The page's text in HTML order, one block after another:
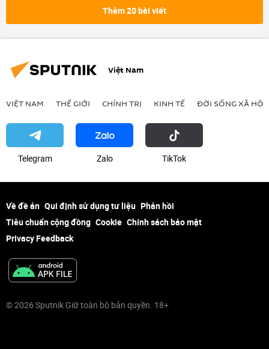
Tham ô tài sản
tham ô
Nguyễn Thị Kim Tiến
Bộ Y Tế Việt Nam
Bộ trưởng Y tế
sai phạm
Thêm 20 bài viết
Việt Nam
VIỆT NAM THẾ GIỚI CHÍNH TRỊ KINH TẾ ĐỜI SỐNG XÃ HỘI
Telegram Zalo ТikТоk
Về đề án Qui định sử dụng tư liệu Phản hồi
Tiêu chuẩn cộng đồng Cookie Chính sách bảo mật
Privacy Feedback
© 2026 Sputnik Giữ toàn bộ bản quyền. 18+